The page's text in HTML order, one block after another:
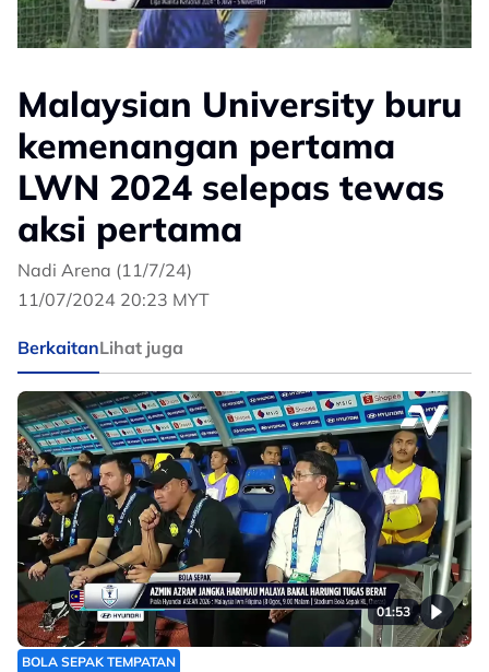
Malaysian University buru
kemenangan pertama
LWN 2024 selepas tewas
aksi pertama
Nadi Arena (11/7/24)
11/07/2024 20:23 MYT
BerkaitanLihat juga
01:53
BOLA SEPAK TEMPATAN